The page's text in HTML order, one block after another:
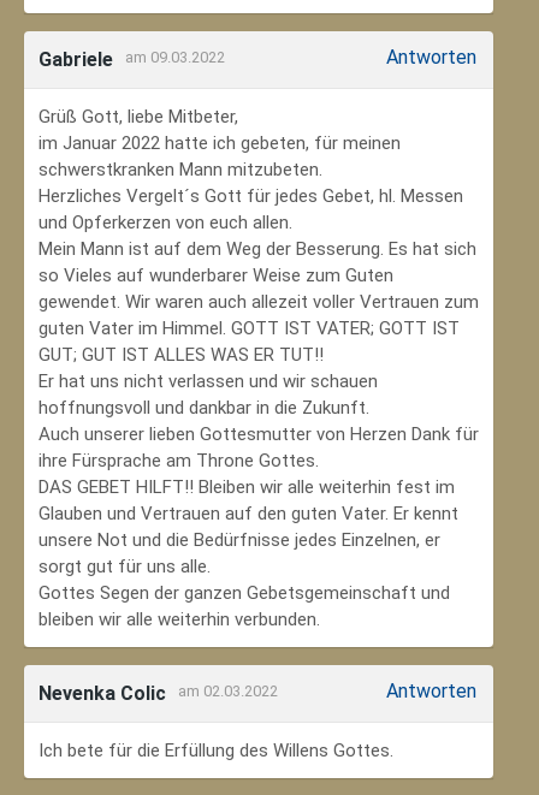
Gabriele am 09.03.2022 Antworten
Grüß Gott, liebe Mitbeter,
im Januar 2022 hatte ich gebeten, für meinen
schwerstkranken Mann mitzubeten.
Herzliches Vergelt´s Gott für jedes Gebet, hl. Messen
und Opferkerzen von euch allen.
Mein Mann ist auf dem Weg der Besserung. Es hat sich
so Vieles auf wunderbarer Weise zum Guten
gewendet. Wir waren auch allezeit voller Vertrauen zum
guten Vater im Himmel. GOTT IST VATER; GOTT IST
GUT; GUT IST ALLES WAS ER TUT!!
Er hat uns nicht verlassen und wir schauen
hoffnungsvoll und dankbar in die Zukunft.
Auch unserer lieben Gottesmutter von Herzen Dank für
ihre Fürsprache am Throne Gottes.
DAS GEBET HILFT!! Bleiben wir alle weiterhin fest im
Glauben und Vertrauen auf den guten Vater. Er kennt
unsere Not und die Bedürfnisse jedes Einzelnen, er
sorgt gut für uns alle.
Gottes Segen der ganzen Gebetsgemeinschaft und
bleiben wir alle weiterhin verbunden.
Nevenka Colic am 02.03.2022 Antworten
Ich bete für die Erfüllung des Willens Gottes.